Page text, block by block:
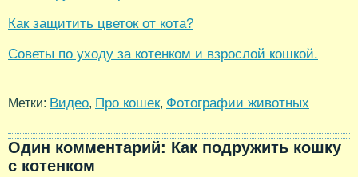
Как защитить цветок от кота?
Советы по уходу за котенком и взрослой кошкой.
Метки: Видео, Про кошек, Фотографии животных
Один комментарий: Как подружить кошку
с котенком